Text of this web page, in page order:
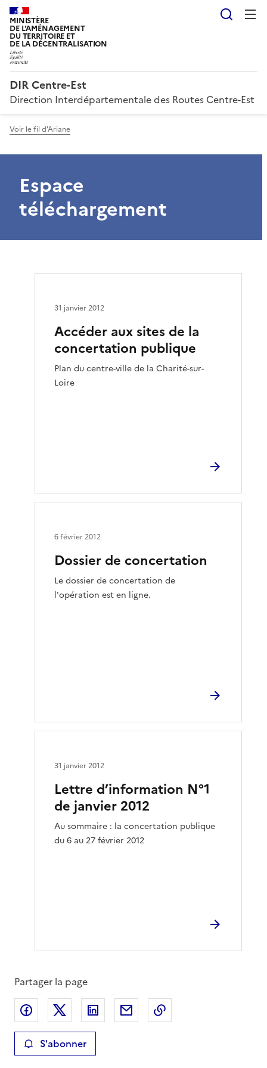
MINISTÈRE
DE L'AMÉNAGEMENT
DU TERRITOIRE ET
DE LA DÉCENTRALISATION
DIR Centre-Est
Direction Interdépartementale des Routes Centre-Est
Voir le fil d'Ariane
Espace
téléchargement
Accéder aux sites de la
concertation publique
Plan du centre-ville de la Charité-sur-
Loire
31 janvier 2012
Dossier de concertation
Le dossier de concertation de
l'opération est en ligne.
6 février 2012
Lettre d’information N°1
de janvier 2012
Au sommaire : la concertation publique
du 6 au 27 février 2012
31 janvier 2012
Partager la page
Partager sur Facebook
Partager sur XPartager sur LinkedIn
Partager par email
S'abonner